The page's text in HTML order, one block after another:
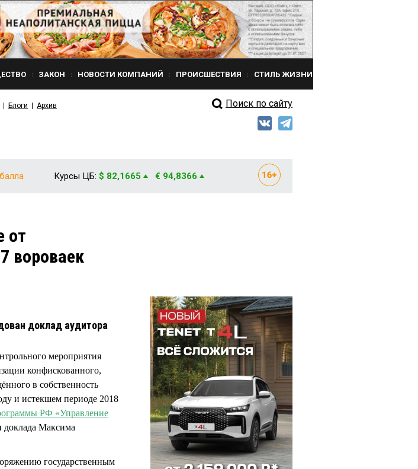
ЗАКОН НОВОСТИ КОМПАНИЙ ПРОИСШЕСТВИЯ СТИЛЬ ЖИЗНИ
Блоги Архив Поиск по сайту
балла Курсы ЦБ: $ 82,1665 € 94,8366
от
вороваек
доклад аудитора
мероприятия
конфискованного,
в собственность
и истекшем периоде 2018
РФ «Управление
доклада Максима
государственным